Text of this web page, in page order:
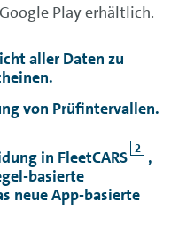
Play erhältlich.
aller Daten zu
von Prüfintervallen.
in FleetCARS 2 ,
basierte
neue App-basierte